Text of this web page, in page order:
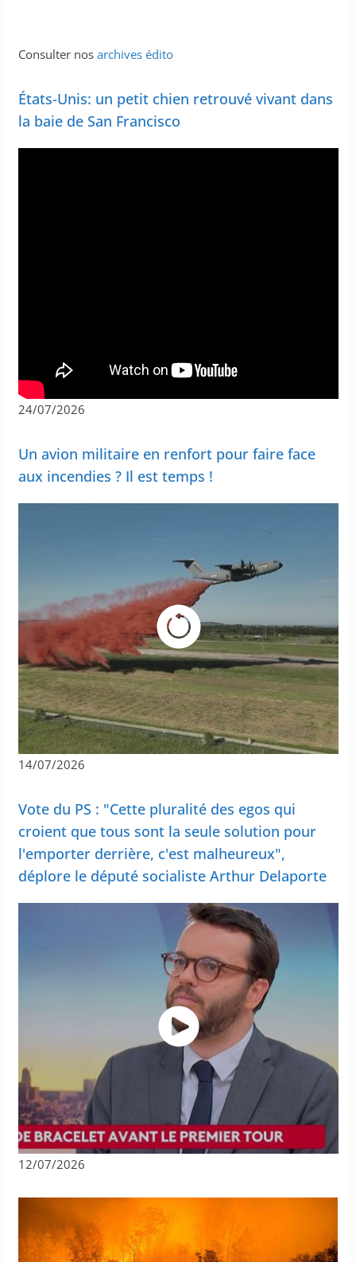
Consulter nos archives édito
États-Unis: un petit chien retrouvé vivant dans
la baie de San Francisco
24/07/2026
Un avion militaire en renfort pour faire face
aux incendies ? Il est temps !
14/07/2026
Vote du PS : "Cette pluralité des egos qui
croient que tous sont la seule solution pour
l'emporter derrière, c'est malheureux",
déplore le député socialiste Arthur Delaporte
12/07/2026